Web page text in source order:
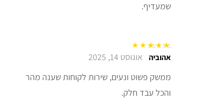
שמעדיף.
דורג5מתוך 5אהוביה אוגוסט 14, 2025
ממשק פשוט ונעים, שירות לקוחות שענה מהר
והכל עבד חלק.